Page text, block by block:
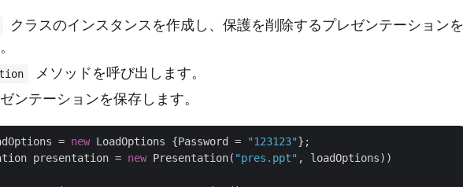
クラスのインスタンスを作成し、保護を削除するプレゼンテーションを
メソッドを呼び出します。
ンテーションを保存します。
= new LoadOptions {Password = "123123"
presentation = new Presentation( "pres.ppt" , loadOptions))